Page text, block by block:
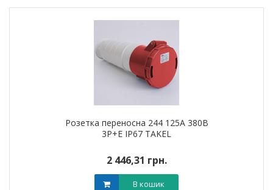
Розетка переносна 244 125А 380В
3Р+Е IP67 TAKEL
2 446,31 грн.
В кошик